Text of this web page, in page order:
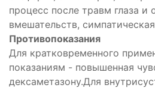
процесс после травм глаза и
вмешательств,
Противопоказания
Для кратковременного
показаниям - повышенная
дексаметазону.Для